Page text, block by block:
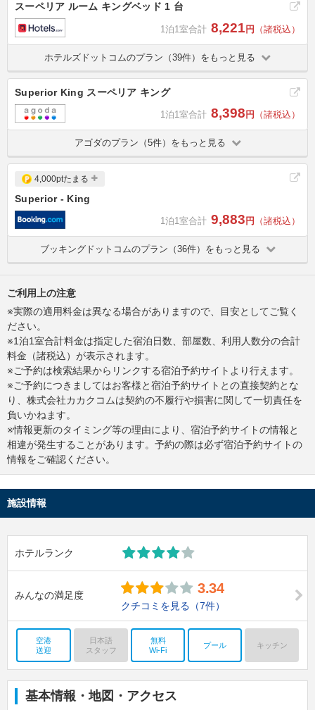
スーペリア ルーム キングベッド 1 台
1泊1室合計 8,221 円 （諸税込）
ホテルズドットコムのプラン（39件）をもっと見る
Superior King スーペリア キング
1泊1室合計 8,398 円 （諸税込）
アゴダのプラン（5件）をもっと見る
4,000ptたまる
Superior - King
1泊1室合計 9,883 円 （諸税込）
ブッキングドットコムのプラン（36件）をもっと見る
ご利用上の注意
※実際の適用料金は異なる場合がありますので、目安としてご覧く
ださい。
※1泊1室合計料金は指定した宿泊日数、部屋数、利用人数分の合計
料金（諸税込）が表示されます。
※ご予約は検索結果からリンクする宿泊予約サイトより行えます。
※ご予約につきましてはお客様と宿泊予約サイトとの直接契約とな
り、株式会社カカクコムは契約の不履行や損害に関して一切責任を
負いかねます。
※情報更新のタイミング等の理由により、宿泊予約サイトの情報と
相違が発生することがあります。予約の際は必ず宿泊予約サイトの
情報をご確認ください。
施設情報
ホテルランク
みんなの満足度 3.34
クチコミを見る （7件）
空港
送迎
日本語
スタッフ
無料
Wi-Fi
プール キッチン
基本情報・地図・アクセス